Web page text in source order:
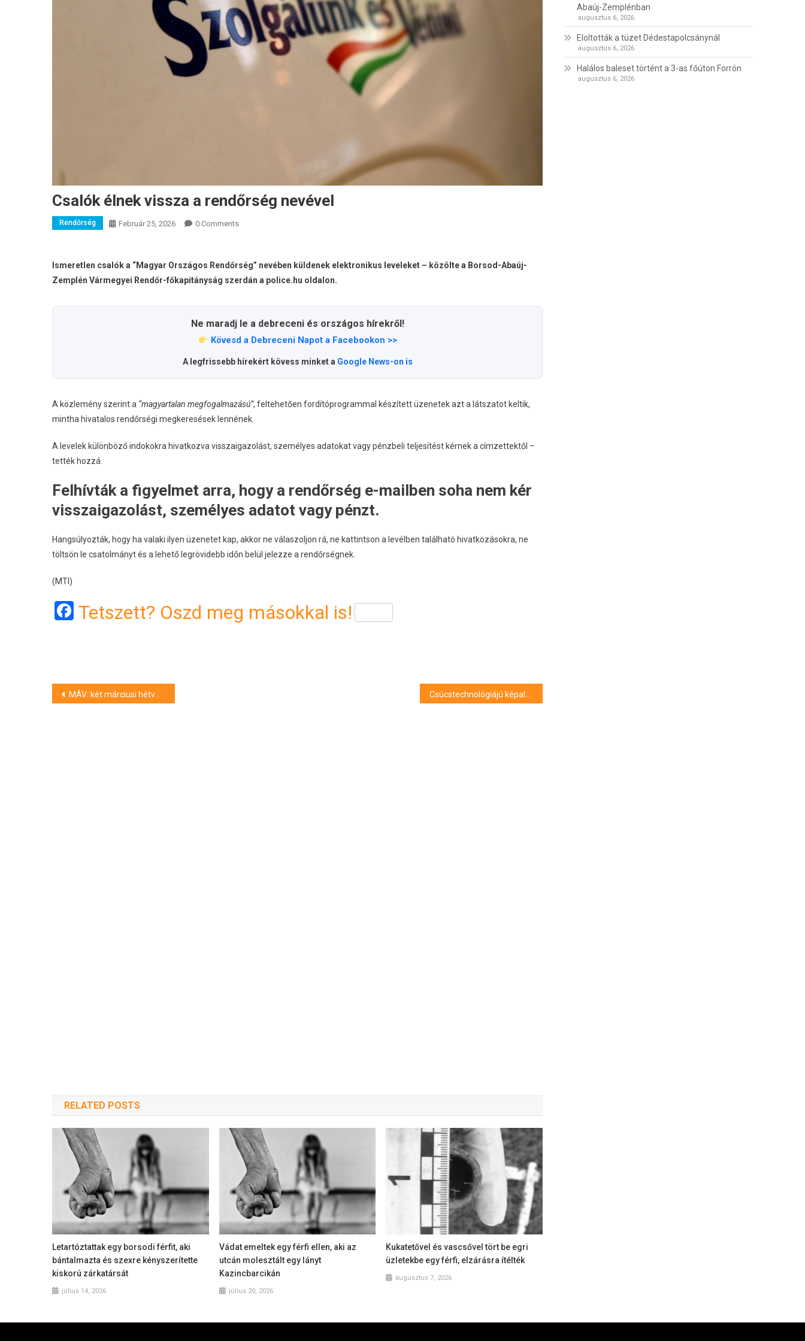
Csalók élnek vissza a rendőrség nevével
Rendőrség Február 25, 2026 0 Comments
Ismeretlen csalók a “Magyar Országos Rendőrség” nevében küldenek elektronikus leveleket – közölte a Borsod-Abaúj-
Zemplén Vármegyei Rendőr-főkapitányság szerdán a police.hu oldalon.
Ne maradj le a debreceni és országos hírekről!
Kövesd a Debreceni Napot a Facebookon >>
A legfrissebb hírekért kövess minket a Google News-on is
A közlemény szerint a “magyartalan megfogalmazású”, feltehetően fordítóprogrammal készített üzenetek azt a látszatot keltik,
mintha hivatalos rendőrségi megkeresések lennének.
A levelek különböző indokokra hivatkozva visszaigazolást, személyes adatokat vagy pénzbeli teljesítést kérnek a címzettektől –
tették hozzá.
Felhívták a figyelmet arra, hogy a rendőrség e-mailben soha nem kér
visszaigazolást, személyes adatot vagy pénzt.
Hangsúlyozták, hogy ha valaki ilyen üzenetet kap, akkor ne válaszoljon rá, ne kattintson a levélben található hivatkozásokra, ne
töltsön le csatolmányt és a lehető legrövidebb időn belül jelezze a rendőrségnek.
(MTI)
Facebook
Tetszett? Oszd meg másokkal is!
Bejegyzés
MÁV: két márciusi hétvégén szünetelni fog a vasúti forgalom a Déli pályaudvaron Csúcstechnológiájú képalkotó diagnosztikai berendezést helyeztek üzembe Pécsen
RELATED POSTS
Letartóztattak egy borsodi férfit, aki
bántalmazta és szexre kényszerítette
kiskorú zárkatársát
július 14, 2026
Vádat emeltek egy férfi ellen, aki az
utcán molesztált egy lányt
Kazincbarcikán
július 20, 2026
Kukatetővel és vascsővel tört be egri
üzletekbe egy férfi, elzárásra ítélték
augusztus 7, 2026
Abaúj-Zemplénban
augusztus 6, 2026
Eloltották a tüzet Dédestapolcsánynál
augusztus 6, 2026
Halálos baleset történt a 3-as főúton Forrón
augusztus 6, 2026